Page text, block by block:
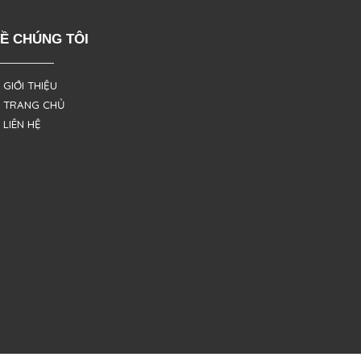
CHÚNG TÔI
THIỆU
CHỦ
HỆ